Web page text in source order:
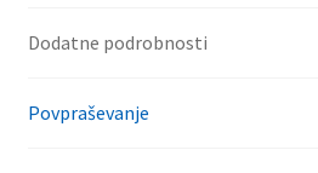
Dodatne podrobnosti
Povpraševanje